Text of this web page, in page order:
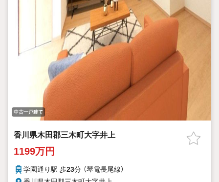
中古一戸建て
香川県木田郡三木町大字井上
1199万円
学園通り駅 歩23分 （琴電長尾線）